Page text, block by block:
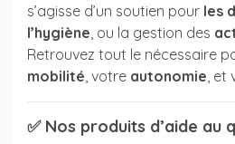
s’agisse d’un soutien pour les
l’hygiène, ou la gestion des
Retrouvez tout le nécessaire
mobilité, votre autonomie, et
✅ Nos produits d’aide au